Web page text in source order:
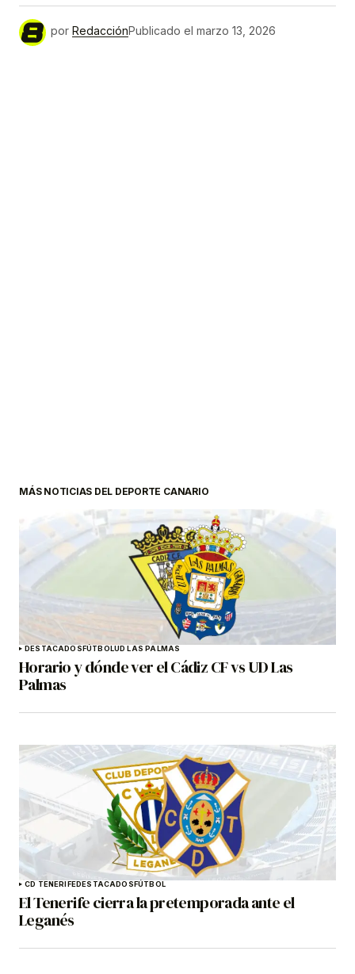
por RedacciónPublicado el marzo 13, 2026
MÁS NOTICIAS DEL DEPORTE CANARIO
DESTACADOSFÚTBOLUD LAS PALMAS
Horario y dónde ver el Cádiz CF vs UD Las
Palmas
CD TENERIFEDESTACADOSFÚTBOL
El Tenerife cierra la pretemporada ante el
Leganés